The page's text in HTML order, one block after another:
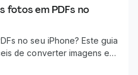
fotos em PDFs no
no seu iPhone? Este guia
de converter imagens em